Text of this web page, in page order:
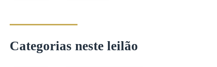
Categorias neste leilão